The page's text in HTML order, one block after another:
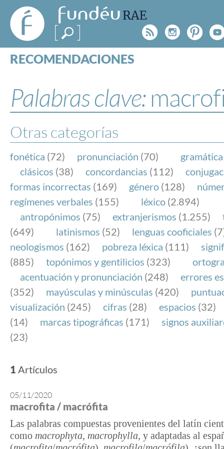
FundéuRAE
- Fundación
del Español
Urgente
Rss
RECOMENDACIONES
ESPECIALES
BLOG
NOTICIAS
SOBRE LA FUNDÉURAE
FundéuRAE es una fundación patrocinada por la
y la Real Academia Española, cuyo objetivo es
el buen uso del español en los medios de
Internet.
Palabras clave:
Otras categorías
fonética (72) pronunciación (70) gramática
clásicos (38) concordancias (112)
formas incorrectas (169) género (128)
regímenes verbales (155) léxico (2.894)
antropónimos (75) extranjerismos (1.255)
(649)
latinismos (52) lenguas cooficiales
neologismos (162) pobreza léxica (111)
(885)
topónimos y gentilicios (323)
acentuación y pronunciación (248)
errores
(352)
mayúsculas y minúsculas (420)
visualización (245) cifras (28) espacios (32)
(14)
marcas tipográficas (171)
signos
(23)
1 Artículos
05/11/2020
macrofita / macrófita
Las palabras compuestas provenientes del latín
como macrophyta, macrophylla, y adaptadas al